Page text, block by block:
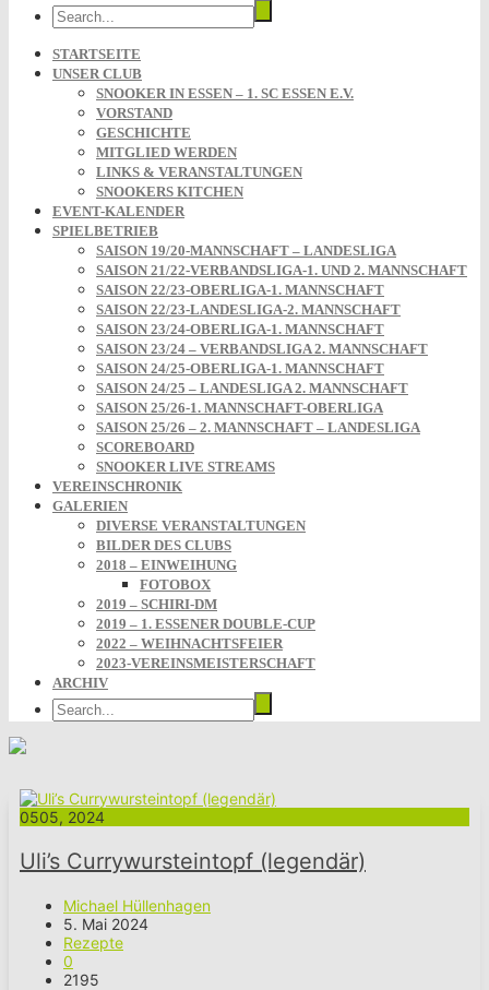
STARTSEITE
UNSER CLUB
SNOOKER IN ESSEN – 1. SC ESSEN E.V.
VORSTAND
GESCHICHTE
MITGLIED WERDEN
LINKS & VERANSTALTUNGEN
SNOOKERS KITCHEN
EVENT-KALENDER
SPIELBETRIEB
SAISON 19/20-MANNSCHAFT – LANDESLIGA
SAISON 21/22-VERBANDSLIGA-1. UND 2. MANNSCHAFT
SAISON 22/23-OBERLIGA-1. MANNSCHAFT
SAISON 22/23-LANDESLIGA-2. MANNSCHAFT
SAISON 23/24-OBERLIGA-1. MANNSCHAFT
SAISON 23/24 – VERBANDSLIGA 2. MANNSCHAFT
SAISON 24/25-OBERLIGA-1. MANNSCHAFT
SAISON 24/25 – LANDESLIGA 2. MANNSCHAFT
SAISON 25/26-1. MANNSCHAFT-OBERLIGA
SAISON 25/26 – 2. MANNSCHAFT – LANDESLIGA
SCOREBOARD
SNOOKER LIVE STREAMS
VEREINSCHRONIK
GALERIEN
DIVERSE VERANSTALTUNGEN
BILDER DES CLUBS
2018 – EINWEIHUNG
FOTOBOX
2019 – SCHIRI-DM
2019 – 1. ESSENER DOUBLE-CUP
2022 – WEIHNACHTSFEIER
2023-VEREINSMEISTERSCHAFT
ARCHIV
0505, 2024
Uli’s Currywursteintopf (legendär)
Michael Hüllenhagen
5. Mai 2024
Rezepte
0
2195